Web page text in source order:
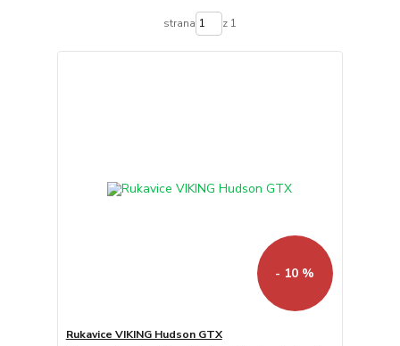
strana z 1
- 10 %
Rukavice VIKING Hudson GTX